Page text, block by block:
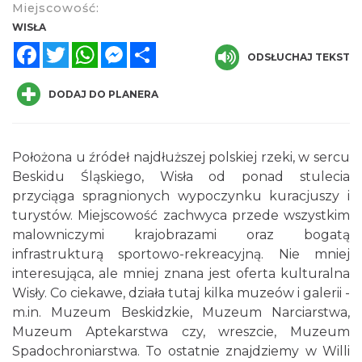
Miejscowość:
WISŁA
FacebookTwitterWhatsAppMessenger
ODSŁUCHAJ TEKST
DODAJ DO PLANERA
Położona u źródeł najdłuższej polskiej rzeki, w sercu
Beskidu Śląskiego, Wisła od ponad stulecia
przyciąga spragnionych wypoczynku kuracjuszy i
turystów. Miejscowość zachwyca przede wszystkim
malowniczymi krajobrazami oraz bogatą
infrastrukturą sportowo-rekreacyjną. Nie mniej
interesująca, ale mniej znana jest oferta kulturalna
Wisły. Co ciekawe, działa tutaj kilka muzeów i galerii -
m.in. Muzeum Beskidzkie, Muzeum Narciarstwa,
Muzeum Aptekarstwa czy, wreszcie, Muzeum
Spadochroniarstwa. To ostatnie znajdziemy w Willi